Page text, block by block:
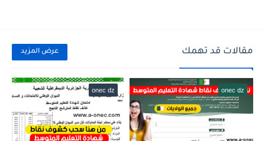
مقالات قد تهمك عرض المزيد
onec dz
onec dz